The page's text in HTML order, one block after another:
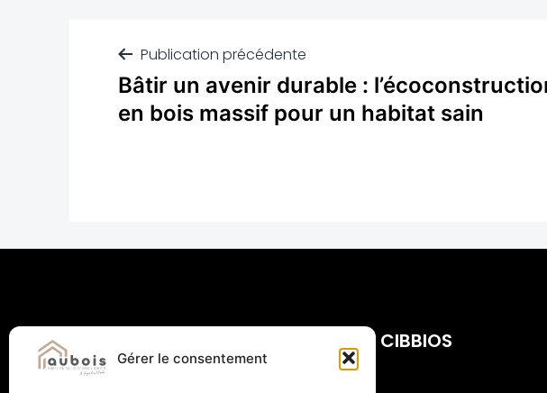
Gérer le consentement
Publication précédente
Bâtir un avenir durable :
en bois massif pour un habitat sain
CIBBIOS